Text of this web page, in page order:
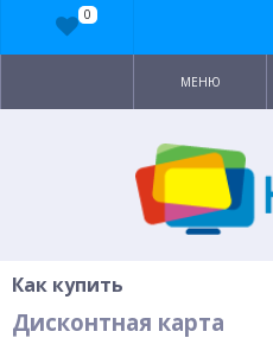
МЕНЮ
Как купить
Дисконтная карта
0